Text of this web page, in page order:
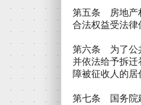
第五条 房地产
合法权益受法
第六条 为了公
并依法给予拆
障被征收人的
第七条 国务院